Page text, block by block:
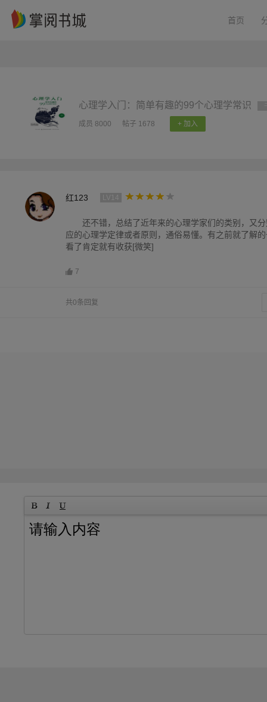
首页
心理学入门：简单有趣的99个心理学常识
成员 8000 帖子 1678 + 加入
红123
还不错，总结了近年来的心理学家们的类别，又
应的心理学定律或者原则，通俗易懂。有之前就了解
看了肯定就有收获[微笑]
7
共0条回复